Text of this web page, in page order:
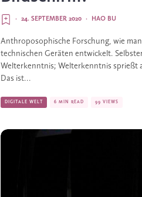
HAO BU
·
24. SEPTEMBER 2020
·
Anthroposophische Forschung, wie
technischen Geräten entwickelt.
Welterkenntnis; Welterkenntnis sprießt
Das ist...
DIGITALE WELT 6 MIN READ 99 VIEWS